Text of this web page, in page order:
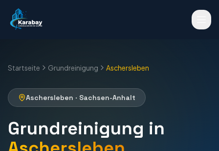
Startseite Grundreinigung Aschersleben
Aschersleben · Sachsen-Anhalt
Grundreinigung in